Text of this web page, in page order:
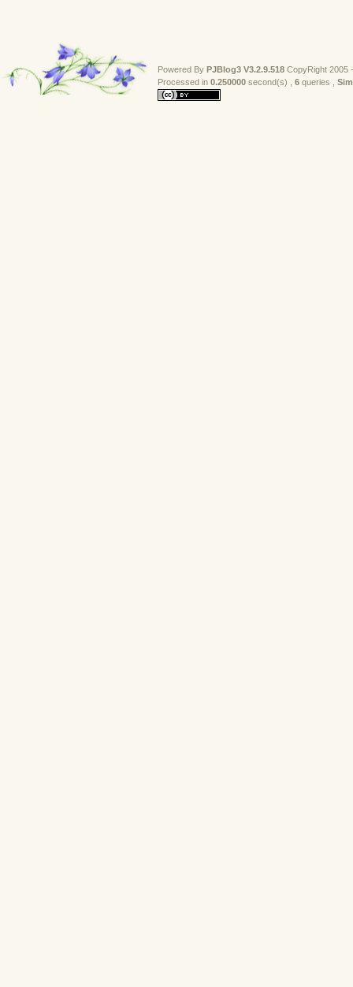
Powered By PJBlog3 V3.2.9.518 CopyRight 2005
Processed in 0.250000 second(s) , 6 queries ,